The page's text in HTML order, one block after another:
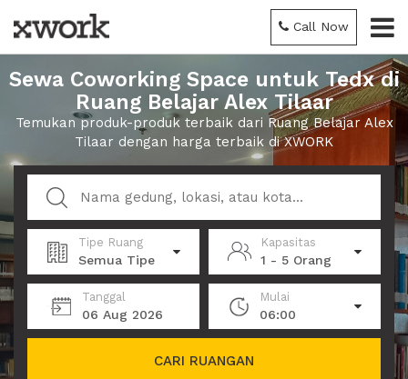
Call Now
Sewa Coworking Space untuk Tedx di
Ruang Belajar Alex Tilaar
Temukan produk-produk terbaik dari Ruang Belajar Alex
Tilaar dengan harga terbaik di XWORK
Tipe Ruang
Semua Tipe
Kapasitas
1 - 5 Orang
Tanggal
06 Aug 2026
Mulai
06:00
CARI RUANGAN